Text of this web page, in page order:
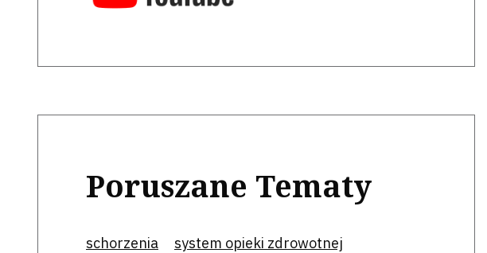
Poruszane Tematy
schorzenia
system opieki zdrowotnej